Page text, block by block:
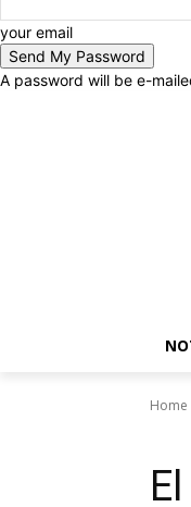
your email
A password will be e-
Home